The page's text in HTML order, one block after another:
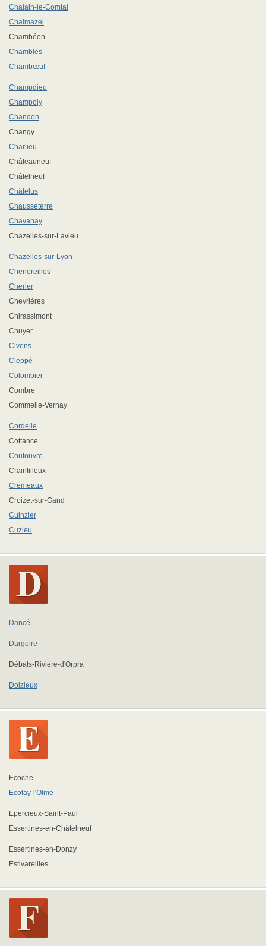
Chalain-le-Comtal
Chalmazel
Chambéon
Chambles
Chambœuf
Champdieu
Champoly
Chandon
Changy
Charlieu
Châteauneuf
Châtelneuf
Châtelus
Chausseterre
Chavanay
Chazelles-sur-Lavieu
Chazelles-sur-Lyon
Chenereilles
Cherier
Chevrières
Chirassimont
Chuyer
Civens
Cleppé
Colombier
Combre
Commelle-Vernay
Cordelle
Cottance
Coutouvre
Craintilleux
Cremeaux
Croizet-sur-Gand
Cuinzier
Cuzieu
Dancé
Dargoire
Débats-Rivière-d'Orpra
Doizieux
Ecoche
Ecotay-l'Olme
Epercieux-Saint-Paul
Essertines-en-Châtelneuf
Essertines-en-Donzy
Estivareilles